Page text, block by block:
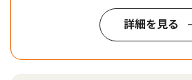
詳細を見る